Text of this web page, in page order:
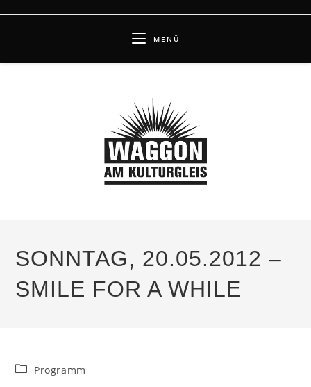
MENÜ
SONNTAG, 20.05.2012 –
SMILE FOR A WHILE
Beitrags-
Programm